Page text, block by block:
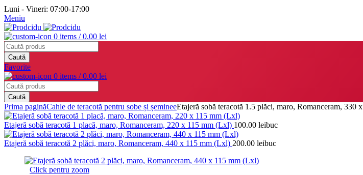
Luni - Vineri: 07:00-17:00
Meniu
0 items / 0.00 lei
Caută
Favorite
0 items / 0.00 lei
Caută
Prima paginăCahle de teracotă pentru sobe și șemineeEtajeră sobă teracotă 1.5 plăci, maro, Romanceram, 330
Etajeră sobă teracotă 1 placă, maro, Romanceram, 220 x 115 mm (Lxl) 100.00 leibuc
Etajeră sobă teracotă 2 plăci, maro, Romanceram, 440 x 115 mm (Lxl) 200.00 leibuc
Click pentru zoom